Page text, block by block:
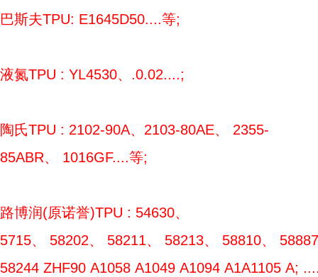
巴斯夫TPU: E1645D50....等;
液氮TPU : YL4530、.0.02....;
陶氏TPU : 2102-90A、2103-80AE、 2355-
85ABR、 1016GF....等;
路博润(原诺誉)TPU : 54630、
5715、 58202、 58211、 58213、 58810、
58244 ZHF90 A1058 A1049 A1094 A1A1105 A;